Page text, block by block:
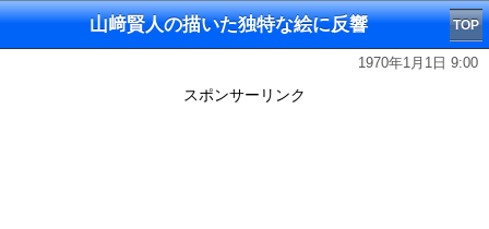
山﨑賢人の描いた独特な絵に反響 TOP
1970年1月1日 9:00
スポンサーリンク